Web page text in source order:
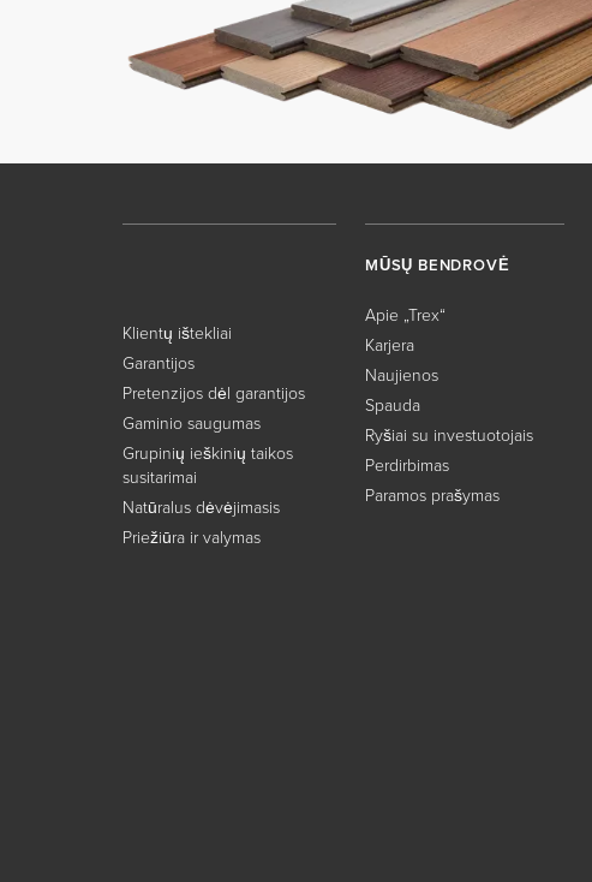
Klientų ištekliai
Garantijos
Pretenzijos dėl garantijos
Gaminio saugumas
Grupinių ieškinių taikos
susitarimai
Natūralus dėvėjimasis
Priežiūra ir valymas
MŪSŲ BENDROVĖ
Apie „Trex“
Karjera
Naujienos
Spauda
Ryšiai su investuotojais
Perdirbimas
Paramos prašymas